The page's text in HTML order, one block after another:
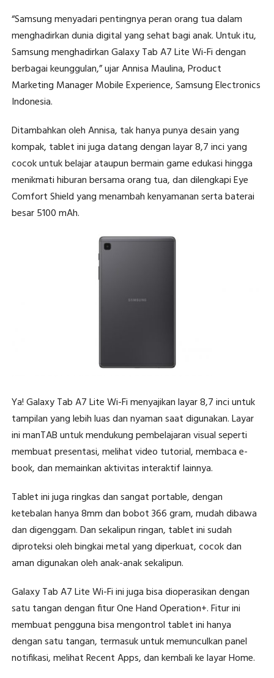
“Samsung menyadari pentingnya peran orang tua dalam
menghadirkan dunia digital yang sehat bagi anak. Untuk itu,
Samsung menghadirkan Galaxy Tab A7 Lite Wi-Fi dengan
berbagai keunggulan,” ujar Annisa Maulina, Product
Marketing Manager Mobile Experience, Samsung Electronics
Indonesia.
Ditambahkan oleh Annisa, tak hanya punya desain yang
kompak, tablet ini juga datang dengan layar 8,7 inci yang
cocok untuk belajar ataupun bermain game edukasi hingga
menikmati hiburan bersama orang tua, dan dilengkapi Eye
Comfort Shield yang menambah kenyamanan serta baterai
besar 5100 mAh.
Ya! Galaxy Tab A7 Lite Wi-Fi menyajikan layar 8,7 inci untuk
tampilan yang lebih luas dan nyaman saat digunakan. Layar
ini manTAB untuk mendukung pembelajaran visual seperti
membuat presentasi, melihat video tutorial, membaca e-
book, dan memainkan aktivitas interaktif lainnya.
Tablet ini juga ringkas dan sangat portable, dengan
ketebalan hanya 8mm dan bobot 366 gram, mudah dibawa
dan digenggam. Dan sekalipun ringan, tablet ini sudah
diproteksi oleh bingkai metal yang diperkuat, cocok dan
aman digunakan oleh anak-anak sekalipun.
Galaxy Tab A7 Lite Wi-Fi ini juga bisa dioperasikan dengan
satu tangan dengan fitur One Hand Operation+. Fitur ini
membuat pengguna bisa mengontrol tablet ini hanya
dengan satu tangan, termasuk untuk memunculkan panel
notifikasi, melihat Recent Apps, dan kembali ke layar Home.